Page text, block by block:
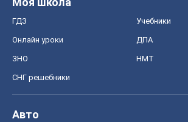
ГДЗ Учебники
Онлайн уроки ДПА
ЗНО НМТ
СНГ решебники
Авто